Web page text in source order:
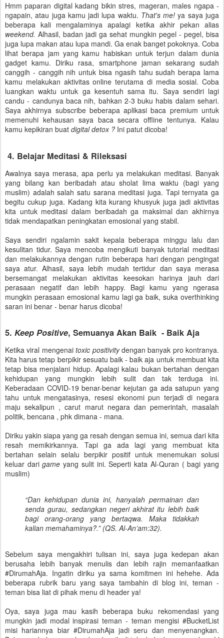
Hmm paparan digital kadang bikin stres, mageran, males ngapa -
ngapain, atau juga kamu jadi lupa waktu. That's me!ya saya juga
beberapa kali mengalaminya apalagi ketika akhir pekan alias
weekend. Alhasil, badan jadi ga sehat mungkin pegel - pegel, bisa
juga lupa makan atau lupa mandi. Ga enak banget pokoknya. Coba
lihat berapa jam yang kamu habiskan untuk terjun dalam dunia
gadget kamu. Diriku rasa, smartphone jaman sekarang sudah
canggih - canggih nih untuk bisa ngasih tahu sudah berapa lama
kamu melakukan aktivitas online terutama di media sosial. Coba
luangkan waktu untuk ga kesentuh sama itu. Saya sendiri lagi
candu - candunya baca nih, bahkan 2-3 buku habis dalam sehari.
Saya akhirnya subscribe beberapa aplikasi baca premium untuk
memenuhi kehausan saya baca secara offline tentunya. Kalau
kamu kepikiran buat digital detox ? Ini patut dicoba!
4. Belajar Meditasi & Rileksasi
Awalnya saya merasa, apa perlu ya melakukan meditasi. Banyak
yang bilang kan beribadah atau sholat lima waktu (bagi yang
muslim) adalah salah satu sarana meditasi juga. Tapi ternyata ga
begitu cukup juga. Kadang kita kurang khusyuk juga jadi aktivitas
kita untuk meditasi dalam beribadah ga maksimal dan akhirnya
tidak mendapatkan peningkatan emosional yang stabil.
Saya sendiri ngalamin sakit kepala beberapa minggu lalu dan
kesulitan tidur. Saya mencoba mengikuti banyak tutorial meditasi
dan melakukannya dengan rutin beberapa hari dengan pengingat
saya atur. Alhasil, saya lebih mudah tertidur dan saya merasa
bersemangat melakukan aktivitas keesokan harinya jauh dari
perasaan negatif dan lebih happy. Bagi kamu yang ngerasa
mungkin perasaan emosional kamu lagi ga baik, suka overthinking
saran ini benar - benar harus dicoba!
5. Keep Positive, Semuanya Akan Baik - Baik Aja
Ketika viral mengenaitoxic positivitydengan banyak pro kontranya.
Kita harus tetap berpikir sesuatu baik - baik aja untuk membuat kita
tetap bisa menjalani hidup. Apalagi kalau bukan bertahan dengan
kehidupan yang mungkin lebih sulit dan tak terduga ini.
Keberadaan COVID-19 benar-benar kejutan ga ada satupun yang
tahu untuk mengatasinya, resesi ekonomi pun terjadi di negara
maju sekalipun , carut marut negara dan pemerintah, masalah
politik, bencana , phk dimana - mana.
Diriku yakin siapa yang ga resah dengan semua ini, semua dari kita
resah memikirkannya. Tapi ga ada lagi yang membuat kita
bertahan selain selalu berpikir positif untuk menemukan solusi
keluar darigame yang sulit ini. Seperti kata Al-Quran ( bagi yang
muslim)
“Dan kehidupan dunia ini, hanyalah permainan dan
senda gurau, sedangkan negeri akhirat itu lebih baik
bagi orang-orang yang bertaqwa. Maka tidakkah
kalian memahaminya?.” (QS. Al-An’am:32).
Sebelum saya mengakhiri tulisan ini, saya juga kedepan akan
berusaha lebih banyak menulis dan lebih rajin memanfaatkan
#DirumahAja. Ingatin diriku ya sama komitmen ini hehehe. Ada
beberapa rubrik baru yang saya tambahin di blog ini, teman -
teman bisa liat di pihak menu di header ya!
Oya, saya juga mau kasih beberapa buku rekomendasi yang
mungkin jadi modal inspirasi teman - teman mengisi #BucketList
misi hariannya biar #DirumahAja jadi seru dan menyenangkan.